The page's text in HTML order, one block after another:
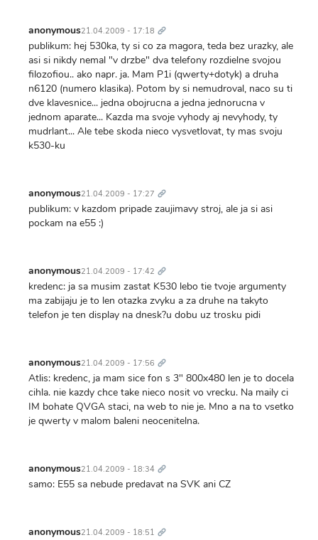
anonymous21.04.2009 - 17:18 odkaz
publikum: hej 530ka, ty si co za magora, teda bez urazky, ale
asi si nikdy nemal "v drzbe" dva telefony rozdielne svojou
filozofiou.. ako napr. ja. Mam P1i (qwerty+dotyk) a druha
n6120 (numero klasika). Potom by si nemudroval, naco su ti
dve klavesnice... jedna obojrucna a jedna jednorucna v
jednom aparate... Kazda ma svoje vyhody aj nevyhody, ty
mudrlant... Ale tebe skoda nieco vysvetlovat, ty mas svoju
k530-ku
anonymous21.04.2009 - 17:27 odkaz
publikum: v kazdom pripade zaujimavy stroj, ale ja si asi
pockam na e55 :)
anonymous21.04.2009 - 17:42 odkaz
kredenc: ja sa musim zastat K530 lebo tie tvoje argumenty
ma zabijaju je to len otazka zvyku a za druhe na takyto
telefon je ten display na dnesk?u dobu uz trosku pidi
anonymous21.04.2009 - 17:56 odkaz
Atlis: kredenc, ja mam sice fon s 3" 800x480 len je to docela
cihla. nie kazdy chce take nieco nosit vo vrecku. Na maily ci
IM bohate QVGA staci, na web to nie je. Mno a na to vsetko
je qwerty v malom baleni neocenitelna.
anonymous21.04.2009 - 18:34 odkaz
samo: E55 sa nebude predavat na SVK ani CZ
anonymous21.04.2009 - 18:51 odkaz